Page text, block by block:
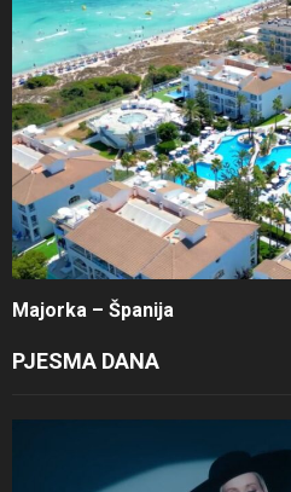
Majorka – Španija
PJESMA DANA